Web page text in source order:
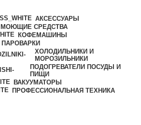
АКСЕССУАРЫ
МОЮЩИЕ СРЕДСТВА
КОФЕМАШИНЫ
ПАРОВАРКИ
ХОЛОДИЛЬНИКИ И
МОРОЗИЛЬНИКИ
ПОДОГРЕВАТЕЛИ ПОСУДЫ И
ПИЩИ
ВАКУУМАТОРЫ
ПРОФЕССИОНАЛЬНАЯ ТЕХНИКА